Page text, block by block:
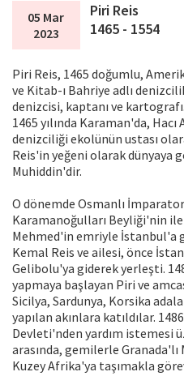
05 Mar
2023
Piri Reis
1465 - 1554
Piri Reis, 1465 doğumlu,
ve Kitab-ı Bahriye adlı
denizcisi, kaptanı ve kartografı.
1465 yılında Karaman'da,
denizciliği ekolünün ustası
Reis'in yeğeni olarak dünyaya
Muhiddin'dir.
O dönemde Osmanlı
Karamanoğulları Beyliği'nin
Mehmed'in emriyle İstanbul'a
Kemal Reis ve ailesi, önce
Gelibolu'ya giderek yerleşti.
yapmaya başlayan Piri ve
Sicilya, Sardunya, Korsika
yapılan akınlara katıldılar.
Devleti'nden yardım istemesi
arasında, gemilerle
Kuzey Afrika'ya taşımakla